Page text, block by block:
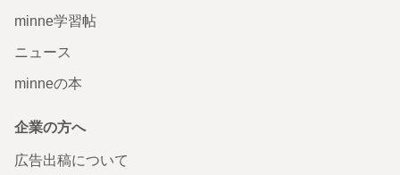
minne学習帖
ニュース
minneの本
企業の方へ
広告出稿について